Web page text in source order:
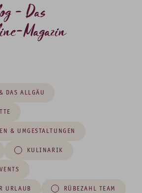
- Das
Magazin
DAS ALLGÄU
& UMGESTALTUNGEN
KULINARIK
URLAUB RÜBEZAHL TEAM